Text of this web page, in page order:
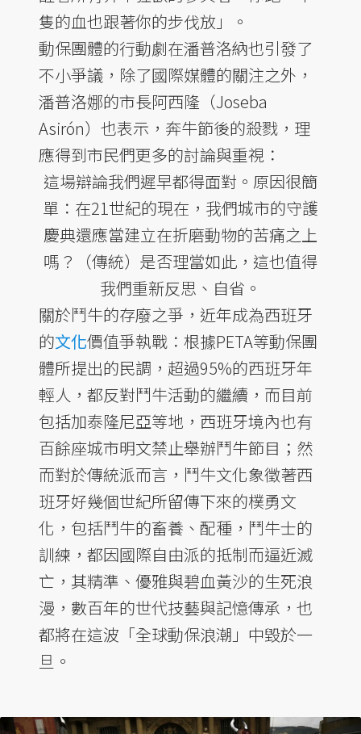
隻的血也跟著你的步伐放」。
動保團體的行動劇在潘普洛納也引發了
不小爭議，除了國際媒體的關注之外，
潘普洛娜的市長阿西隆（Joseba
Asirón）也表示，奔牛節後的殺戮，理
應得到市民們更多的討論與重視：
這場辯論我們遲早都得面對。原因很簡
單：在21世紀的現在，我們城市的守護
慶典還應當建立在折磨動物的苦痛之上
嗎？（傳統）是否理當如此，這也值得
我們重新反思、自省。
關於鬥牛的存廢之爭，近年成為西班牙
的文化價值爭執戰：根據PETA等動保團
體所提出的民調，超過95%的西班牙年
輕人，都反對鬥牛活動的繼續，而目前
包括加泰隆尼亞等地，西班牙境內也有
百餘座城市明文禁止舉辦鬥牛節目；然
而對於傳統派而言，鬥牛文化象徵著西
班牙好幾個世紀所留傳下來的樸勇文
化，包括鬥牛的畜養、配種，鬥牛士的
訓練，都因國際自由派的抵制而逼近滅
亡，其精準、優雅與碧血黃沙的生死浪
漫，數百年的世代技藝與記憶傳承，也
都將在這波「全球動保浪潮」中毀於一
旦。